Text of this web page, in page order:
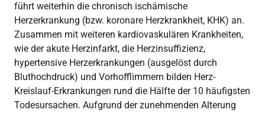
führt weiterhin die chronisch ischämische
Herzerkrankung (bzw. koronare Herzkrankheit, KHK) an.
Zusammen mit weiteren kardiovaskulären Krankheiten,
wie der akute Herzinfarkt, die Herzinsuffizienz,
hypertensive Herzerkrankungen (ausgelöst durch
Bluthochdruck) und Vorhofflimmern bilden Herz-
Kreislauf-Erkrankungen rund die Hälfte der 10 häufigsten
Todesursachen. Aufgrund der zunehmenden Alterung